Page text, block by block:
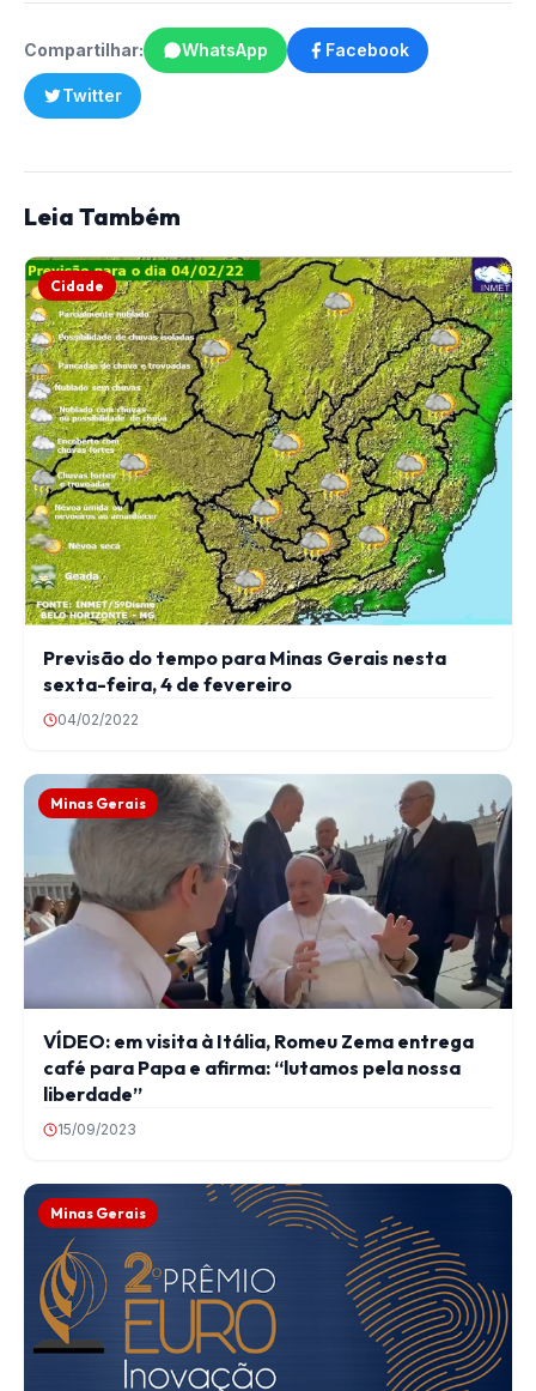
Compartilhar: WhatsApp Facebook
Twitter
Leia Também
Cidade
Previsão do tempo para Minas Gerais nesta
sexta-feira, 4 de fevereiro
04/02/2022
Minas Gerais
VÍDEO: em visita à Itália, Romeu Zema entrega
café para Papa e afirma: “lutamos pela nossa
liberdade”
15/09/2023
Minas Gerais